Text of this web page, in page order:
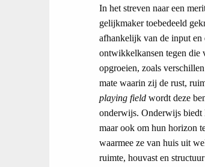
In het streven naar een
gelijkmaker toebedeeld
afhankelijk van de input
ontwikkelkansen tegen die
opgroeien, zoals
mate waarin zij de rust,
playing field wordt deze
onderwijs. Onderwijs biedt
maar ook om hun horizon
waarmee ze van huis uit
ruimte, houvast en